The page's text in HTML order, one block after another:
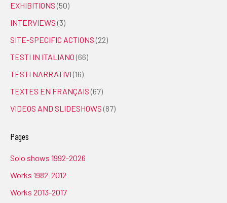
TEXTES EN FRANÇAIS
VIDEOS AND SLIDESHOWS
Solo shows 1992-2026
Works 1982-2012
Works 2013-2017
Site Index